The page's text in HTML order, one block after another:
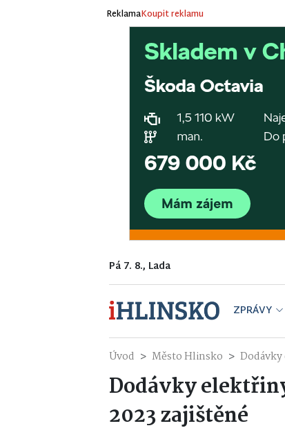
ReklamaKoupit reklamu
Pá 7. 8., Lada
ZPRÁVY
Úvod Město Hlinsko
Dodávky
2023 zajištěné